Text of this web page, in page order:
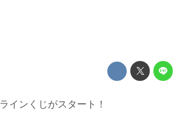
インくじがスタート！